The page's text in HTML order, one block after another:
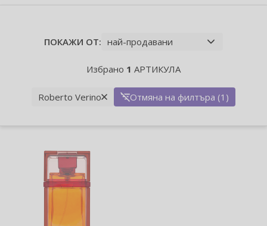
ПОКАЖИ ОТ:
Избрано 1 АРТИКУЛА
Roberto Verino Отмяна на филтъра (1)